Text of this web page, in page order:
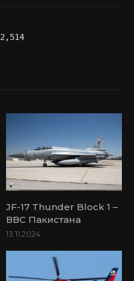
2,514
JF-17 Thunder Block 1 –
ВВС Пакистана
13.11.2024